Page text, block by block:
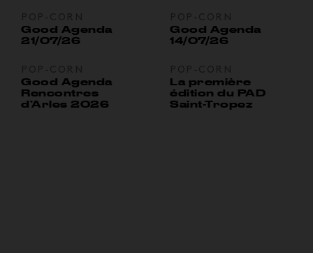
Good Agenda
21/07/26
Good Agenda
14/07/26
Good Agenda
Rencontres
d’Arles 2026
La première
édition du PAD
Saint-Tropez